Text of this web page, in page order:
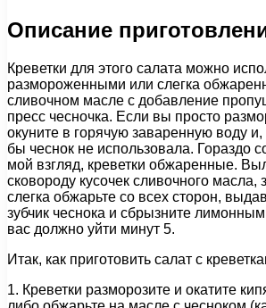
Описание
Креветки для этого салата можно
размороженными или слегка
сливочном масле с добавление
пресс чесночка. Если вы просто
окуните в горячую заваренную воду и,
бы чеснок не использовала. Гораздо
мой взгляд, креветки обжаренные.
сковороду кусочек сливочного масла,
слегка обжарьте со всех сторон,
зубчик чеснока и сбрызните
вас должно уйти минут 5.
Итак, как приготовить салат с
1. Креветки разморозите и окатите